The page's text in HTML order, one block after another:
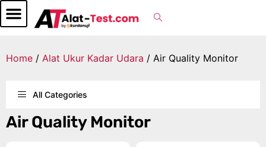
Home / Alat Ukur Kadar Udara / Air Quality Monitor
All Categories
Air Quality Monitor